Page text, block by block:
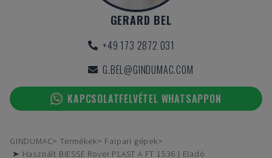
GERARD BEL
+49 173 2872 031
G.BEL@GINDUMAC.COM
KAPCSOLATFELVÉTEL WHATSAPPON
GINDUMAC Termékek
Faipari gépek
➤ Használt BIESSE Rover PLAST A FT 1536 | Eladó